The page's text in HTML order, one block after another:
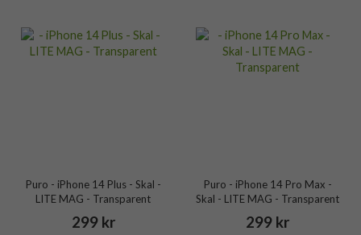
Puro - iPhone 14 Plus - Skal -
LITE MAG - Transparent
299 kr
Puro - iPhone 14 Pro Max -
Skal - LITE MAG - Transparent
299 kr